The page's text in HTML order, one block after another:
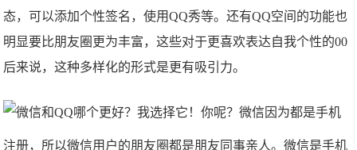
态，可以添加个性签名，使用QQ秀等。还有QQ空间的功能也
明显要比朋友圈更为丰富，这些对于更喜欢表达自我个性的00
后来说，这种多样化的形式是更有吸引力。
​微信因为都是手机
注册，所以微信用户的朋友圈都是朋友同事亲人。微信是手机